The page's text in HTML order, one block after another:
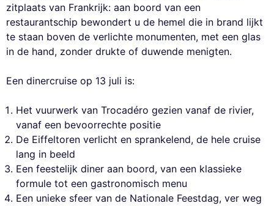
zitplaats van Frankrijk: aan boord van een
restaurantschip bewondert u de hemel die in brand lijkt
te staan boven de verlichte monumenten, met een glas
in de hand, zonder drukte of duwende menigten.
Een dinercruise op 13 juli is:
Het vuurwerk van Trocadéro gezien vanaf de rivier,
vanaf een bevoorrechte positie
De Eiffeltoren verlicht en sprankelend, de hele cruise
lang in beeld
Een feestelijk diner aan boord, van een klassieke
formule tot een gastronomisch menu
Een unieke sfeer van de Nationale Feestdag, ver weg